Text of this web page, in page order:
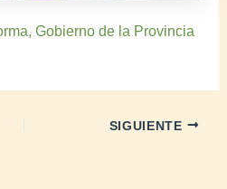
Gobierno de la Provincia
SIGUIENTE